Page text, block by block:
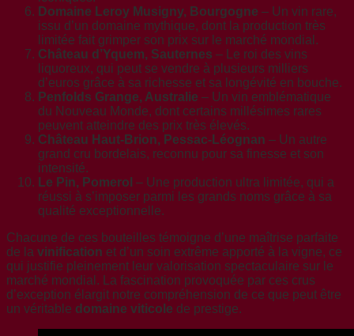
Domaine Leroy Musigny, Bourgogne – Un vin rare,
issu d’un domaine mythique, dont la production très
limitée fait grimper son prix sur le marché mondial.
Château d’Yquem, Sauternes – Le roi des vins
liquoreux, qui peut se vendre à plusieurs milliers
d’euros grâce à sa richesse et sa longévité en bouche.
Penfolds Grange, Australie – Un vin emblématique
du Nouveau Monde, dont certains millésimes rares
peuvent atteindre des prix très élevés.
Château Haut-Brion, Pessac-Léognan – Un autre
grand cru bordelais, reconnu pour sa finesse et son
intensité.
Le Pin, Pomerol – Une production ultra limitée, qui a
réussi à s’imposer parmi les grands noms grâce à sa
qualité exceptionnelle.
Chacune de ces bouteilles témoigne d’une maîtrise parfaite
de la vinification et d’un soin extrême apporté à la vigne, ce
qui justifie pleinement leur valorisation spectaculaire sur le
marché mondial. La fascination provoquée par ces crus
d’exception élargit notre compréhension de ce que peut être
un véritable domaine viticole de prestige.